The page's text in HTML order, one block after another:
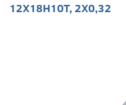
12Х18Н10Т, 2Х0,32